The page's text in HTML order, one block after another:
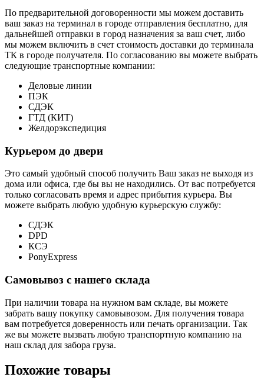
По предварительной договоренности мы можем доставить
ваш заказ на терминал в городе отправления бесплатно, для
дальнейшей отправки в город назначения за ваш счет, либо
мы можем включить в счет стоимость доставки до терминала
ТК в городе получателя. По согласованию вы можете выбрать
следующие транспортные компании:
Деловые линии
ПЭК
СДЭК
ГТД (КИТ)
Желдорэкспедиция
Курьером до двери
Это самый удобный способ получить Ваш заказ не выходя из
дома или офиса, где бы вы не находились. От вас потребуется
только согласовать время и адрес прибытия курьера. Вы
можете выбрать любую удобную курьерскую службу:
СДЭК
DPD
КСЭ
PonyExpress
Самовывоз с нашего склада
При наличии товара на нужном вам складе, вы можете
забрать вашу покупку самовывозом. Для получения товара
вам потребуется доверенность или печать организации. Так
же вы можете вызвать любую транспортную компанию на
наш склад для забора груза.
Похожие товары